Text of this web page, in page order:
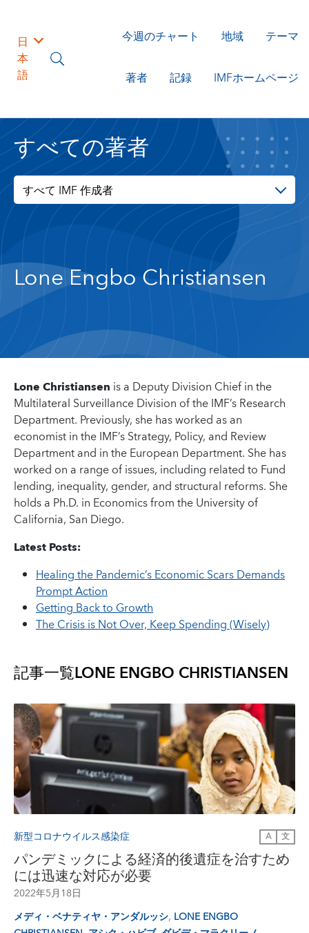
日
本
語
今週のチャート 地域 テーマ
著者 記録 IMFホームページ
すべての著者
すべて IMF 作成者
Lone Engbo Christiansen
Lone Christiansen is a Deputy Division Chief in the
Multilateral Surveillance Division of the IMF’s Research
Department. Previously, she has worked as an
economist in the IMF’s Strategy, Policy, and Review
Department and in the European Department. She has
worked on a range of issues, including related to Fund
lending, inequality, gender, and structural reforms. She
holds a Ph.D. in Economics from the University of
California, San Diego.
Latest Posts:
Healing the Pandemic’s Economic Scars Demands
Prompt Action
Getting Back to Growth
The Crisis is Not Over, Keep Spending (Wisely)
記事一覧LONE ENGBO CHRISTIANSEN
新型コロナウイルス感染症 A 文
パンデミックによる経済的後遺症を治すため
には迅速な対応が必要
2022年5月18日
メディ・ベナティヤ・アンダルッシ, LONE ENGBO